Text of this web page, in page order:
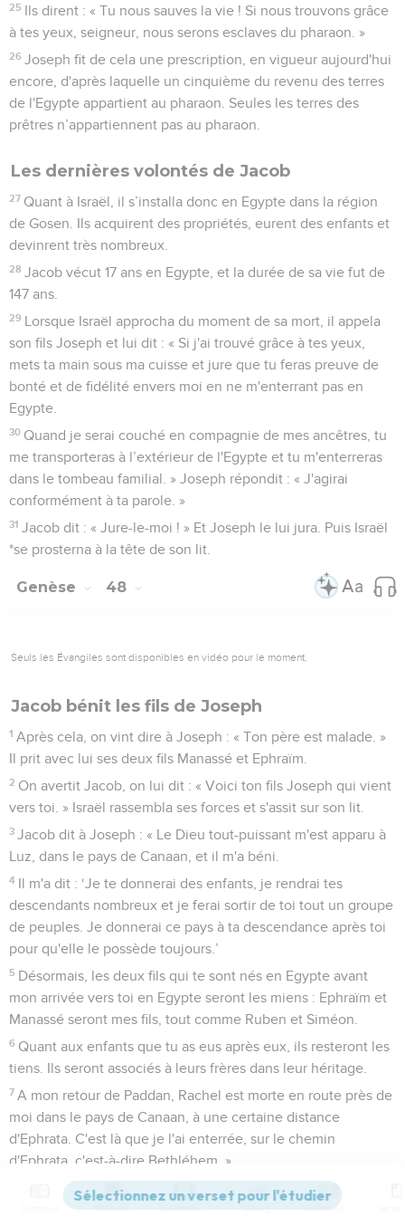
25 Ils dirent : « Tu nous sauves la vie ! Si nous trouvons grâce
à tes yeux, seigneur, nous serons esclaves du pharaon. »
26 Joseph fit de cela une prescription, en vigueur aujourd'hui
encore, d'après laquelle un cinquième du revenu des terres
de l'Egypte appartient au pharaon. Seules les terres des
prêtres n’appartiennent pas au pharaon.
Les dernières volontés de Jacob
27 Quant à Israël, il s’installa donc en Egypte dans la région
de Gosen. Ils acquirent des propriétés, eurent des enfants et
devinrent très nombreux.
28 Jacob vécut 17 ans en Egypte, et la durée de sa vie fut de
147 ans.
29 Lorsque Israël approcha du moment de sa mort, il appela
son fils Joseph et lui dit : « Si j'ai trouvé grâce à tes yeux,
mets ta main sous ma cuisse et jure que tu feras preuve de
bonté et de fidélité envers moi en ne m'enterrant pas en
Egypte.
30 Quand je serai couché en compagnie de mes ancêtres, tu
me transporteras à l’extérieur de l'Egypte et tu m'enterreras
dans le tombeau familial. » Joseph répondit : « J'agirai
conformément à ta parole. »
31 Jacob dit : « Jure-le-moi ! » Et Joseph le lui jura. Puis Israël
*se prosterna à la tête de son lit.
Genèse 48
Seuls les Évangiles sont disponibles en vidéo pour le moment.
Jacob bénit les fils de Joseph
1 Après cela, on vint dire à Joseph : « Ton père est malade. »
Il prit avec lui ses deux fils Manassé et Ephraïm.
2 On avertit Jacob, on lui dit : « Voici ton fils Joseph qui vient
vers toi. » Israël rassembla ses forces et s'assit sur son lit.
3 Jacob dit à Joseph : « Le Dieu tout-puissant m'est apparu à
Luz, dans le pays de Canaan, et il m'a béni.
4 Il m'a dit : ‘Je te donnerai des enfants, je rendrai tes
descendants nombreux et je ferai sortir de toi tout un groupe
de peuples. Je donnerai ce pays à ta descendance après toi
pour qu'elle le possède toujours.’
5 Désormais, les deux fils qui te sont nés en Egypte avant
mon arrivée vers toi en Egypte seront les miens : Ephraïm et
Manassé seront mes fils, tout comme Ruben et Siméon.
6 Quant aux enfants que tu as eus après eux, ils resteront les
tiens. Ils seront associés à leurs frères dans leur héritage.
7 A mon retour de Paddan, Rachel est morte en route près de
moi dans le pays de Canaan, à une certaine distance
d'Ephrata. C'est là que je l'ai enterrée, sur le chemin
d'Ephrata, c'est-à-dire Bethléhem. »
Puis Israël regarda les fils de Joseph et demanda : « Qui
sont ceux-ci ? »Versions Commentaires Strong